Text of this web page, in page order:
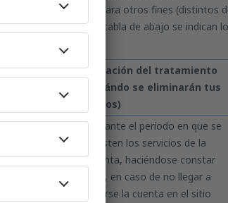
datos personales para otros fines (distintos
nuevo fin. En la tabla de abajo se indican
Base
Duración del tratamiento
(cuándo se eliminarán tus
datos)
Art. 6.1
(b) del
Durante el período en que se
presten los servicios de la
cuenta, haciéndose constar
que, en caso de no llegar a
abrirse la cuenta en el sitio